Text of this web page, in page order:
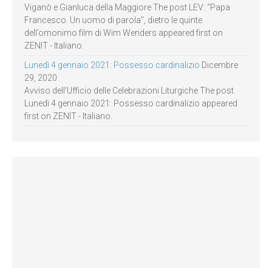
Viganò e Gianluca della Maggiore The post LEV: “Papa
Francesco. Un uomo di parola”, dietro le quinte
dell’omonimo film di Wim Wenders appeared first on
ZENIT - Italiano.
Lunedì 4 gennaio 2021: Possesso cardinalizio Dicembre
29, 2020
Avviso dell’Ufficio delle Celebrazioni Liturgiche The post
Lunedì 4 gennaio 2021: Possesso cardinalizio appeared
first on ZENIT - Italiano.